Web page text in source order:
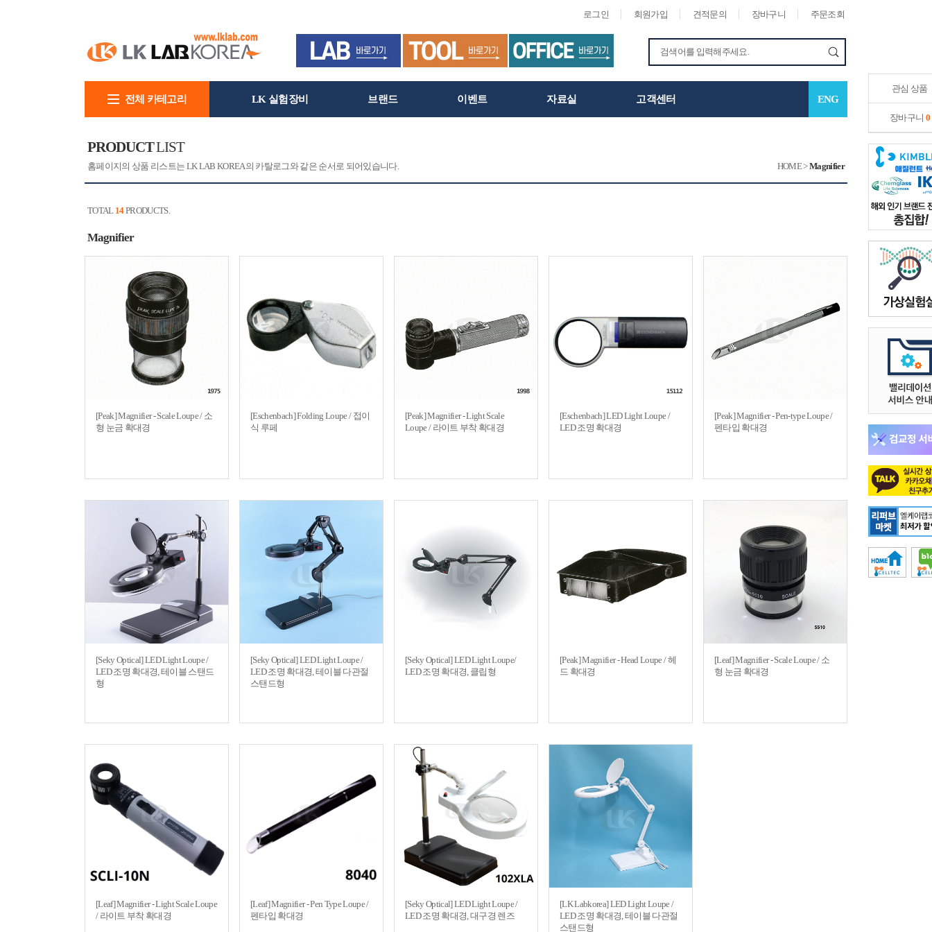
로그인 회원가입 견적문의 장바구니 주문조회
관심 상품
장바구니 0
전체 카테고리 LK 실험장비 브랜드 이벤트 자료실 고객센터 ENG
PRODUCTLIST
홈페이지의 상품 리스트는 LK LAB KOREA의 카탈로그와 같은 순서로 되어있습니다. HOME>Magnifier
TOTAL 14PRODUCTS.
Magnifier
[Peak] Magnifier - Scale Loupe / 소
형 눈금 확대경
[Eschenbach] Folding Loupe / 접이
식 루페
[Peak] Magnifier - Light Scale
Loupe / 라이트 부착 확대경
[Eschenbach] LED Light Loupe /
LED 조명 확대경
[Peak] Magnifier - Pen-type Loupe /
펜타입 확대경
[Seky Optical] LED Light Loupe /
LED 조명 확대경, 테이블 스탠드
형
[Seky Optical] LED Light Loupe /
LED 조명 확대경, 테이블 다관절
스탠드형
[Seky Optical] LED Light Loupe/
LED 조명 확대경, 클립형
[Peak] Magnifier - Head Loupe / 헤
드 확대경
[Leaf] Magnifier - Scale Loupe / 소
형 눈금 확대경
[Leaf] Magnifier - Light Scale Loupe
/ 라이트 부착 확대경
[Leaf] Magnifier - Pen Type Loupe /
펜타입 확대경
[Seky Optical] LED Light Loupe /
LED 조명 확대경, 대구경 렌즈
[LK Labkorea] LED Light Loupe /
LED 조명 확대경, 테이블 다관절
스탠드형